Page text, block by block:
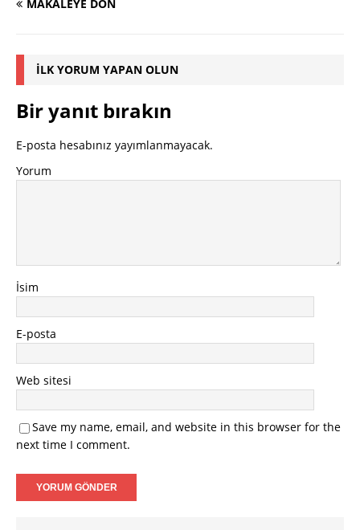
MAKALEYE DÖN
İLK YORUM YAPAN OLUN
Bir yanıt bırakın
E-posta hesabınız yayımlanmayacak.
Yorum
İsim
E-posta
Web sitesi
Save my name, email, and website in this browser for the
next time I comment.